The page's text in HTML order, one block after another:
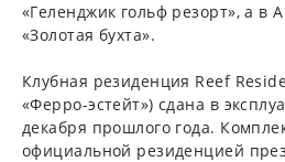
«Геленджик гольф резорт», а в
«Золотая бухта».
Клубная резиденция Reef
«Ферро-эстейт») сдана в
декабря прошлого года.
официальной резиденцией